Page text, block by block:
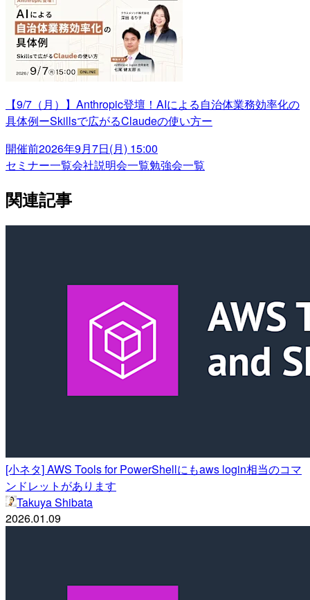
【9/7（月）】Anthropic登壇！AIによる自治体業務効率化の
具体例ーSkillsで広がるClaudeの使い方ー
開催前2026年9月7日(月) 15:00
セミナー一覧会社説明会一覧勉強会一覧
関連記事
[小ネタ] AWS Tools for PowerShellにもaws login相当のコマ
ンドレットがあります
Takuya Shibata
2026.01.09